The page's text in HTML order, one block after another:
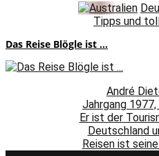
Tipps und
Das Reise Blögle ist ...
André
Jahrgang
Er ist der
Deutschland
Reisen ist